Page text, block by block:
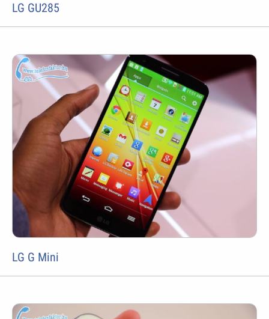
LG GU285
LG G Mini